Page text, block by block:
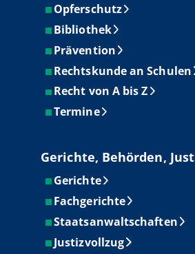
Opferschutz
Bibliothek
Prävention
Rechtskunde an Schulen
Recht von A bis Z
Termine
Gerichte, Behörden,
Gerichte
Fachgerichte
Staatsanwaltschaften
Justizvollzug